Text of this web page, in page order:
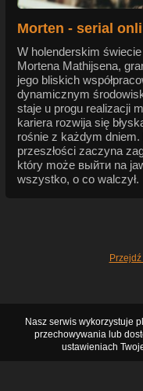
Morten - serial
W holenderskim
Mortena Mathijsena,
jego bliskich
dynamicznym
staje u progu realizacji
kariera rozwija się
rośnie z każdym
przeszłości zaczyna
który może выйти na
wszystko, o co walczył.
Nasz serwis wykorzystuje
przechowywania lub
ustawieniach